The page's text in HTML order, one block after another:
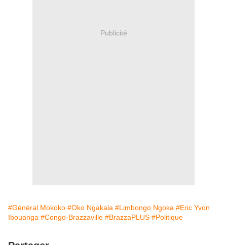
Publicité
#Général Mokoko #Oko Ngakala #Limbongo Ngoka #Eric Yvon
Ibouanga #Congo-Brazzaville #BrazzaPLUS #Politique